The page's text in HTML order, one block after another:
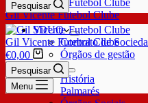
Gil Vicente Futebol Clube
Pesquisar
SDUQ
Contrato de
Órgãos de gestão
Clube
História
Palmarés
Gil Vicente Futebol Clube
€0,00
Pesquisar
Menu